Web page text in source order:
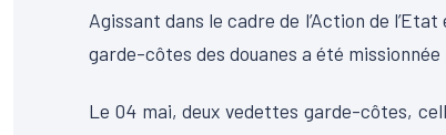
Agissant dans le cadre de l’Action de
garde-côtes des douanes a été
Le 04 mai, deux vedettes garde-côtes,